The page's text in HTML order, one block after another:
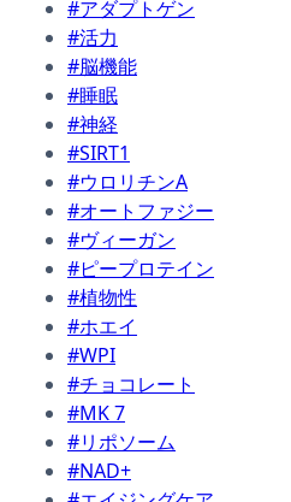
#アダプトゲン
#活力
#脳機能
#睡眠
#神経
#SIRT1
#ウロリチンA
#オートファジー
#ヴィーガン
#ピープロテイン
#植物性
#ホエイ
#WPI
#チョコレート
#MK 7
#リポソーム
#NAD+